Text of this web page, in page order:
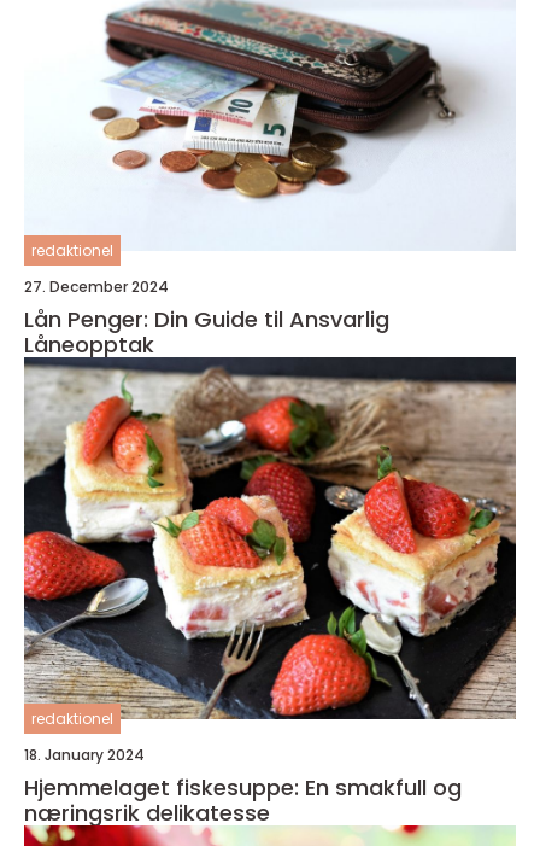
redaktionel
27. December 2024
Lån Penger: Din Guide til Ansvarlig
Låneopptak
redaktionel
18. January 2024
Hjemmelaget fiskesuppe: En smakfull og
næringsrik delikatesse